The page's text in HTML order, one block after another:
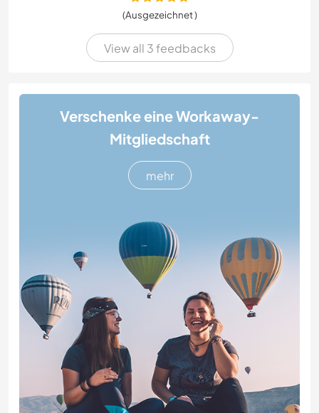
(Ausgezeichnet )
View all 3 feedbacks
Verschenke eine Workaway-
Mitgliedschaft
mehr